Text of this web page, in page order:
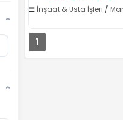
›
›
İnşaat & Usta İşleri / Marangoz
1